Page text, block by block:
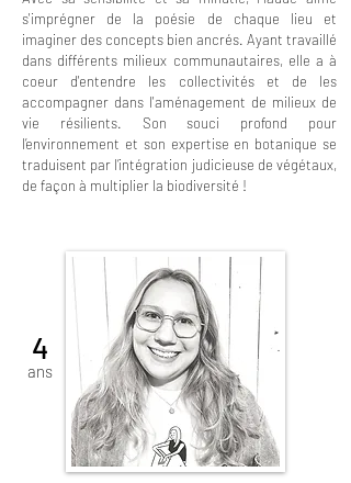
s'imprégner de la poésie de chaque lieu et
imaginer des concepts bien ancrés. Ayant travaillé
dans différents milieux communautaires, elle a à
coeur d'entendre les collectivités et de les
accompagner dans l'aménagement de milieux de
vie résilients. Son souci profond pour
l’environnement et son expertise en botanique se
traduisent par l’intégration judicieuse de végétaux,
de façon à multiplier la biodiversité !
4
ans